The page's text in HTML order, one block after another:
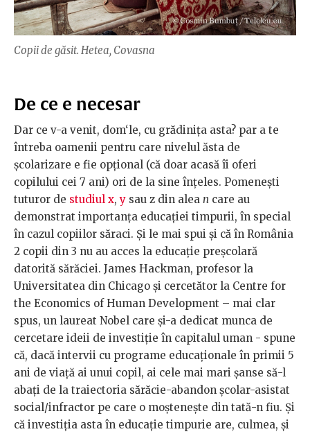
Copii de găsit. Hetea, Covasna
De ce e necesar
Dar ce v-a venit, dom‘le, cu grădinița asta? par a te
întreba oamenii pentru care nivelul ăsta de
școlarizare e fie opțional (că doar acasă îi oferi
copilului cei 7 ani) ori de la sine înțeles. Pomenești
tuturor de studiul x,y sau z din alea n care au
demonstrat importanța educației timpurii, în special
în cazul copiilor săraci. Și le mai spui și că în România
2 copii din 3 nu au acces la educație preșcolară
datorită sărăciei. James Hackman, profesor la
Universitatea din Chicago și cercetător la Centre for
the Economics of Human Development – mai clar
spus, un laureat Nobel care și-a dedicat munca de
cercetare ideii de investiție în capitalul uman - spune
că, dacă intervii cu programe educaționale în primii 5
ani de viață ai unui copil, ai cele mai mari șanse să-l
abați de la traiectoria sărăcie-abandon școlar-asistat
social/infractor pe care o moștenește din tată-n fiu. Și
că investiția asta în educație timpurie are, culmea, și